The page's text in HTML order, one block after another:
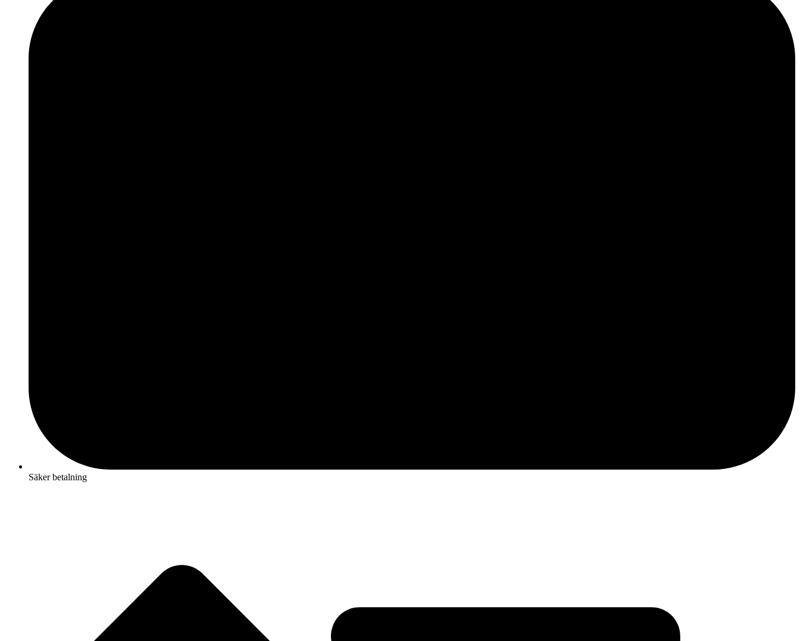
Säker betalning